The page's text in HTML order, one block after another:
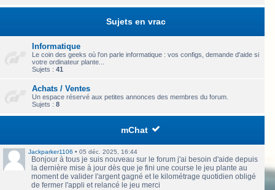
Sujets en vrac
Informatique
Le coin des geeks où l'on parle informatique : vos configs, demande d'aide si
votre ordinateur plante...
Sujets : 41
Achats / Ventes
Un espace réservé aux petites annonces des membres du forum.
Sujets : 8
mChat
Jackparker1106 • 05 déc. 2025, 16:44
Bonjour à tous je suis nouveau sur le forum j'ai besoin d'aide depuis
la dernière mise à jour dès que je fini une course le jeu plante au
moment de valider l'argent gagné et le kilométrage quotidien obligé
de fermer l'appli et relancé le jeu merci